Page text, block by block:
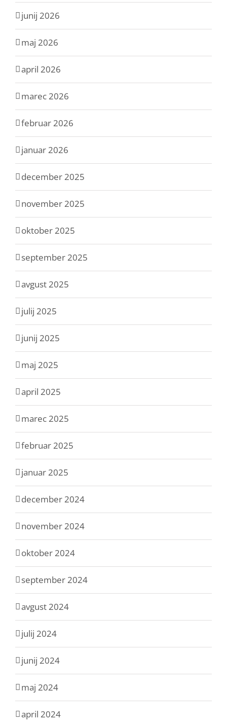
junij 2026
maj 2026
april 2026
marec 2026
februar 2026
januar 2026
december 2025
november 2025
oktober 2025
september 2025
avgust 2025
julij 2025
junij 2025
maj 2025
april 2025
marec 2025
februar 2025
januar 2025
december 2024
november 2024
oktober 2024
september 2024
avgust 2024
julij 2024
junij 2024
maj 2024
april 2024